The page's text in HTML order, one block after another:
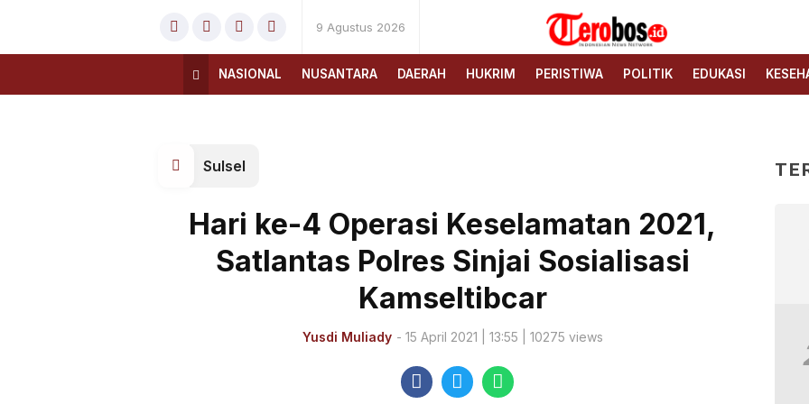
9 Agustus 2026
Terobos.id – Kabar terkini
dari Indonesia
Media siber yang
menyajikan berita terbaru
dan kabar terkini dari
NASIONAL NUSANTARA DAERAH HUKRIM PERISTIWA POLITIK EDUKASI
Sulsel
Hari ke-4 Operasi Keselamatan 2021,
Satlantas Polres Sinjai Sosialisasi
Kamseltibcar
Yusdi Muliady - 15 April 2021 | 13:55 | 10275 views